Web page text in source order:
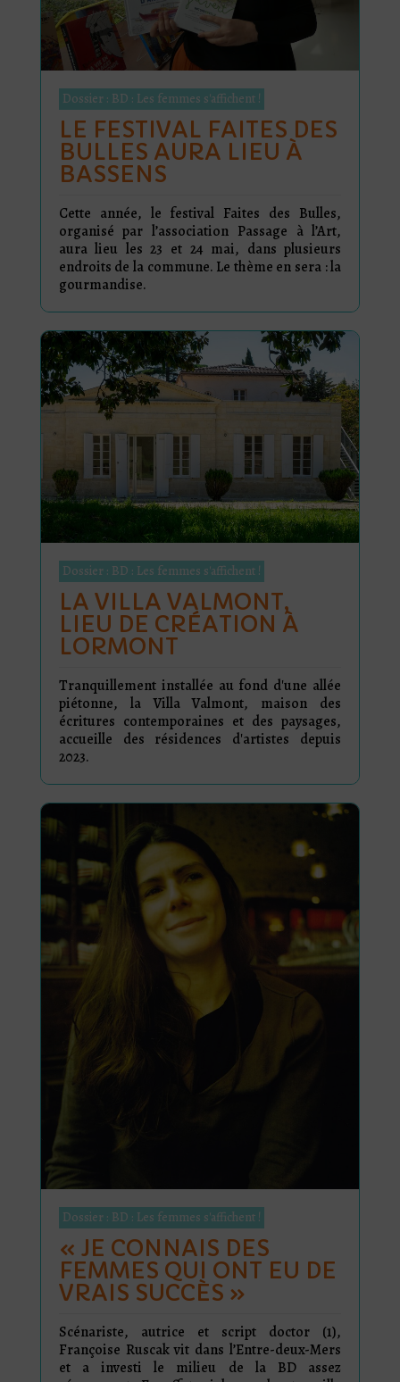
Dossier : BD : Les femmes s'affichent !
LE FESTIVAL FAITES DES
BULLES AURA LIEU À
BASSENS
Cette année, le festival Faites des Bulles,
organisé par l’association Passage à l’Art,
aura lieu les 23 et 24 mai, dans plusieurs
endroits de la commune. Le thème en sera : la
gourmandise.
Dossier : BD : Les femmes s'affichent !
LA VILLA VALMONT,
LIEU DE CRÉATION À
LORMONT
Tranquillement installée au fond d'une allée
piétonne, la Villa Valmont, maison des
écritures contemporaines et des paysages,
accueille des résidences d'artistes depuis
2023.
Dossier : BD : Les femmes s'affichent !
« JE CONNAIS DES
FEMMES QUI ONT EU DE
VRAIS SUCCÈS »
Scénariste, autrice et script doctor (1),
Françoise Ruscak vit dans l’Entre-deux-Mers
et a investi le milieu de la BD assez